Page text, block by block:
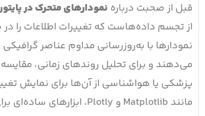
قبل از صحبت درباره نمودارهای متحرک در
از تجسم داده‌هاست که تغییرات اطلاعات را
نمودارها با به‌روزرسانی مداوم عناصر
می‌دهند و برای تحلیل روندهای زمانی،
پزشکی یا هواشناسی از آن‌ها برای نمایش
مانند Matplotlib و Plotly، ابزارهای ساده‌ای برای ساخت این نوع نمودارها ارائه می‌کنند.